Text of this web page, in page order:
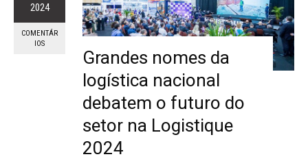
2024
COMENTÁR
IOS
Grandes nomes da
logística nacional
debatem o futuro do
setor na Logistique
2024